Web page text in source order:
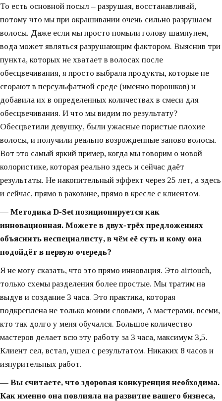
То есть основной посыл – разрушая, восстанавливай,
потому что мы при окрашивании очень сильно разрушаем
волосы. Даже если мы просто помыли голову шампунем,
вода может являться разрушающим фактором. Выяснив три
пункта, которых не хватает в волосах после
обесцвечивания, я просто выбрала продукты, которые не
сгорают в персульфатной среде (именно порошков) и
добавила их в определенных количествах в смеси для
обесцвечивания. И что мы видим по результату?
Обесцветили девушку, были ужасные пористые плохие
волосы, и получили реально возрожденные заново волосы.
Вот это самый яркий пример, когда мы говорим о новой
колористике, которая реально здесь и сейчас даёт
результаты. Не накопительный эффект через 25 лет, а здесь
и сейчас, прямо в раковине, прямо в кресле с клиентом.
— Методика D‑Set позиционируется как
инновационная. Можете в двух‑трёх предложениях
объяснить неспециалисту, в чём её суть и кому она
подойдёт в первую очередь?
Я не могу сказать, что это прямо инновация. Это airtouch,
только схемы разделения более простые. Мы тратим на
выдув и создание 3 часа. Это практика, которая
подкреплена не только моими словами, А мастерами, всеми,
кто так долго у меня обучался. Большое количество
мастеров делает всю эту работу за 3 часа, максимум 3,5.
Клиент сел, встал, ушел с результатом. Никаких 8 часов и
изнурительных работ.
— Вы считаете, что здоровая конкуренция необходима.
Как именно она повлияла на развитие вашего бизнеса,